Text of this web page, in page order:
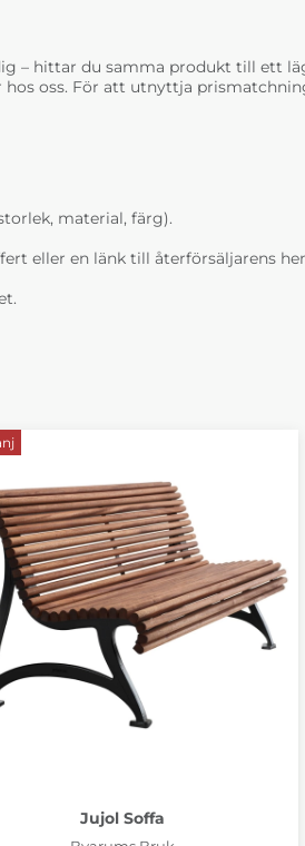
hittar du samma produkt till ett
oss. För att utnyttja
material, färg).
eller en länk till återförsäljarens
Jujol Soffa